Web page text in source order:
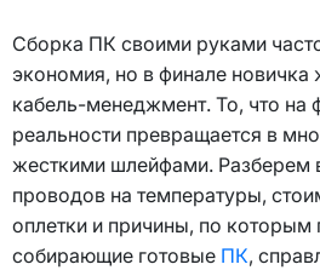
Сборка ПК своими руками
экономия, но в финале
кабель-менеджмент. То, что на
реальности превращается в
жесткими шлейфами. Разберем
проводов на температуры,
оплетки и причины, по
собирающие готовые ПК,